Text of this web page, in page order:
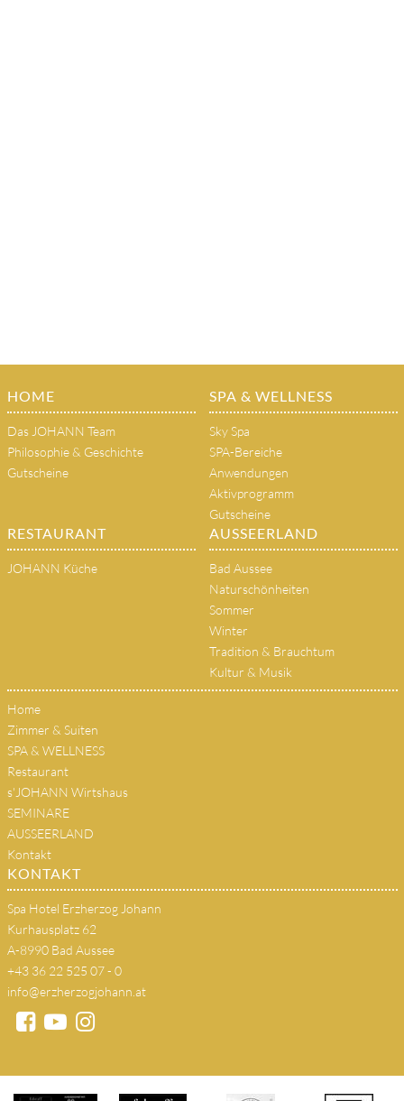
HOME
Das JOHANN Team
Philosophie & Geschichte
Gutscheine
SPA & WELLNESS
Sky Spa
SPA-Bereiche
Anwendungen
Aktivprogramm
Gutscheine
RESTAURANT
JOHANN Küche
AUSSEERLAND
Bad Aussee
Naturschönheiten
Sommer
Winter
Tradition & Brauchtum
Kultur & Musik
Home
Zimmer & Suiten
SPA & WELLNESS
Restaurant
s'JOHANN Wirtshaus
SEMINARE
AUSSEERLAND
Kontakt
KONTAKT
Spa Hotel Erzherzog Johann
Kurhausplatz 62
A-8990 Bad Aussee
+43 36 22 525 07 - 0
info@erzherzogjohann.at